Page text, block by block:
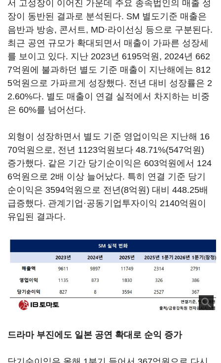
서 고성장이 이어진 가운데 주요 종속법인의 매출 성
장이 동반된 결과로 분석된다. SM 별도기준 매출은
음반과 방송, 콘서트, MD·라이선싱 등으로 구분된다.
최근 공연 규모가 확대되면서 매출이 가파른 성장세
를 보이고 있다. 지난 2023년 6195억원, 2024년 662
7억원에 불과하던 별도 기준 매출이 지난해에는 812
5억원으로 가파르게 성장했다. 전년 대비 성장률은 2
2.60%다. 별도 매출이 연결 실적에서 차지하는 비중
은 60%를 넘어선다.
외형이 성장하면서 별도 기준 영업이익은 지난해 16
70억원으로, 전년 1123억원보다 48.71%(547억원)
증가했다. 같은 기간 당기순이익은 603억원에서 124
6억원으로 2배 이상 늘어났다. 특히 연결 기준 당기
순이익은 3594억원으로 전년(8억원) 대비 448.25배
급증했다. 관계기업·공동기업투자이익 2140억원이
유입된 결과다.
드라마 부진에도 일본 공연 확대로 순익 증가